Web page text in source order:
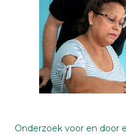
Onderzoek voor en door